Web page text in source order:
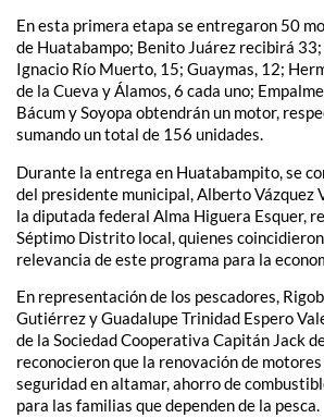
En esta primera etapa se entregaron 50
de Huatabampo; Benito Juárez recibirá 33;
Ignacio Río Muerto, 15; Guaymas, 12;
de la Cueva y Álamos, 6 cada uno;
Bácum y Soyopa obtendrán un motor,
sumando un total de 156 unidades.
Durante la entrega en Huatabampito, se
del presidente municipal, Alberto Vázquez
la diputada federal Alma Higuera Esquer,
Séptimo Distrito local, quienes
relevancia de este programa para la
En representación de los pescadores,
Gutiérrez y Guadalupe Trinidad Espero
de la Sociedad Cooperativa Capitán Jack
reconocieron que la renovación de
seguridad en altamar, ahorro de
para las familias que dependen de la pesca.